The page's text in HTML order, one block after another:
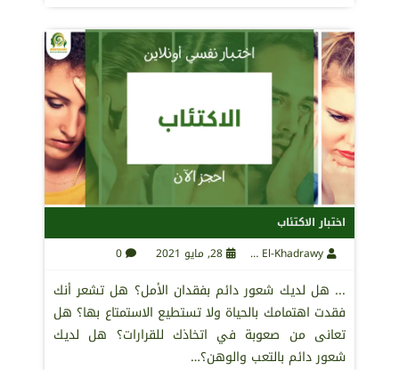
اختبار الاكتئاب
28, مايو 2021 0
... هل لديك شعور دائم بفقدان الأمل؟ هل تشعر أنك
فقدت اهتمامك بالحياة ولا تستطيع الاستمتاع بها؟ هل
تعانى من صعوبة في اتخاذك للقرارات؟ هل لديك
شعور دائم بالتعب والوهن؟…